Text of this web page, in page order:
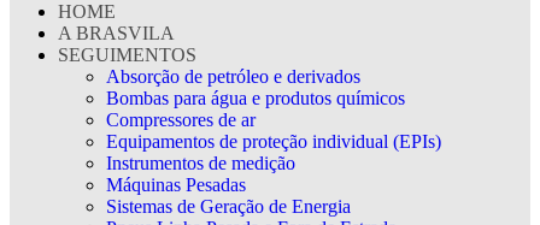
HOME
A BRASVILA
SEGUIMENTOS
Absorção de petróleo e derivados
Bombas para água e produtos químicos
Compressores de ar
Equipamentos de proteção individual (EPIs)
Instrumentos de medição
Máquinas Pesadas
Sistemas de Geração de Energia